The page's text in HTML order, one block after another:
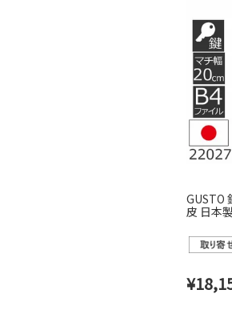
GUSTO
皮 日本
¥